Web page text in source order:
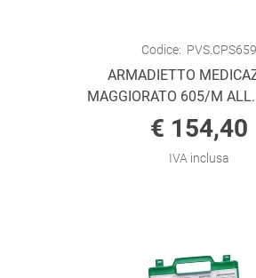
Codice: PVS.CPS659
ARMADIETTO
MAGGIORATO 605/M
€ 154,40
IVA inclusa